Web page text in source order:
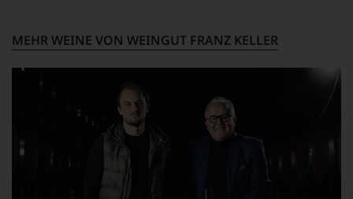
sich
unsere
Weinselektion
bewegt.
uns
nicht
MEHR WEINE VON WEINGUT FRANZ KELLER